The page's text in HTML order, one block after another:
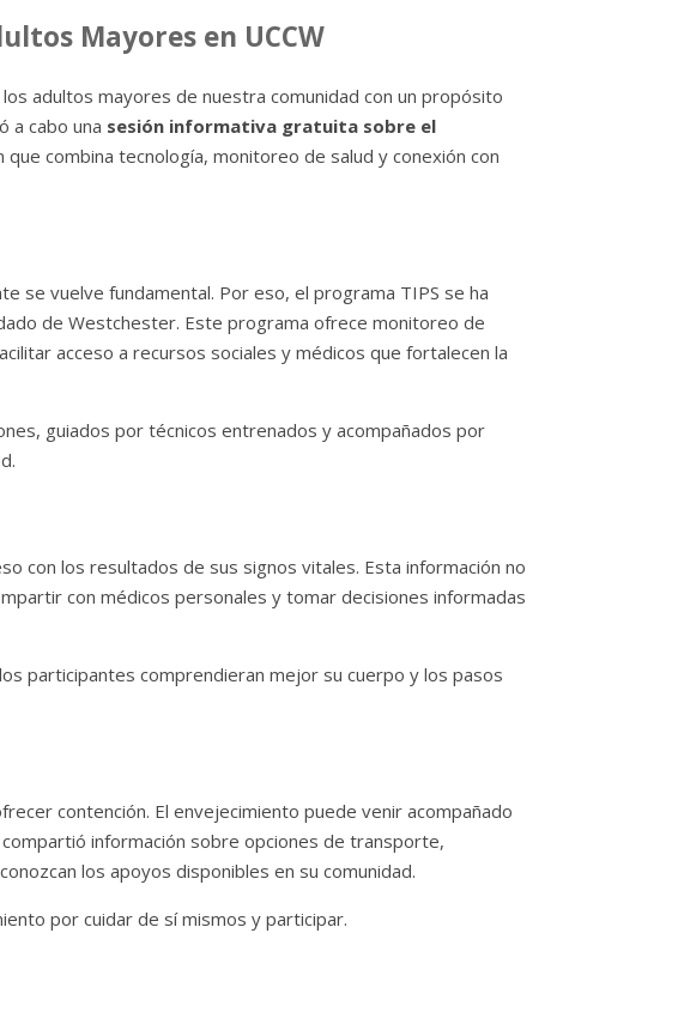
Mayores en UCCW
adultos mayores de nuestra comunidad con un propósito
a cabo una sesión informativa gratuita sobre el
combina tecnología, monitoreo de salud y conexión con
se vuelve fundamental. Por eso, el programa TIPS se ha
de Westchester. Este programa ofrece monitoreo de
acceso a recursos sociales y médicos que fortalecen la
guiados por técnicos entrenados y acompañados por
con los resultados de sus signos vitales. Esta información no
con médicos personales y tomar decisiones informadas
participantes comprendieran mejor su cuerpo y los pasos
contención. El envejecimiento puede venir acompañado
información sobre opciones de transporte,
los apoyos disponibles en su comunidad.
por cuidar de sí mismos y participar.